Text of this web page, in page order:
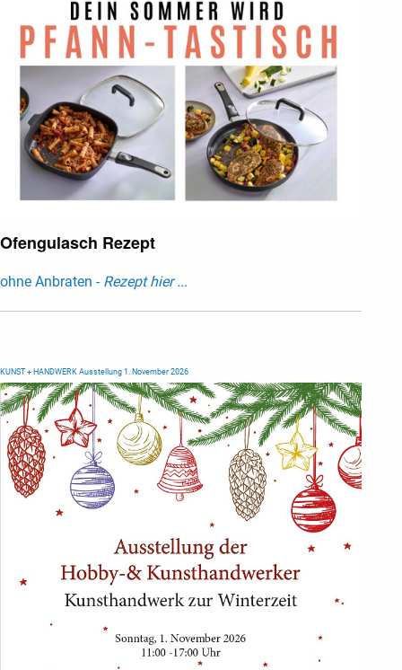
Ofengulasch Rezept
ohne Anbraten - Rezept hier ...
KUNST + HANDWERK Ausstellung 1. November 2026